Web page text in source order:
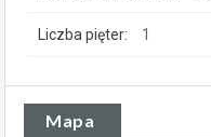
Liczba pięter: 1
Mapa